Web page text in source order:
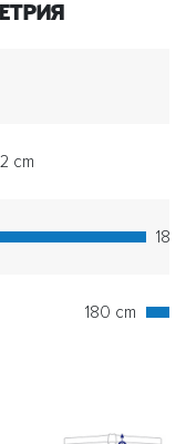
cm
180
180 cm